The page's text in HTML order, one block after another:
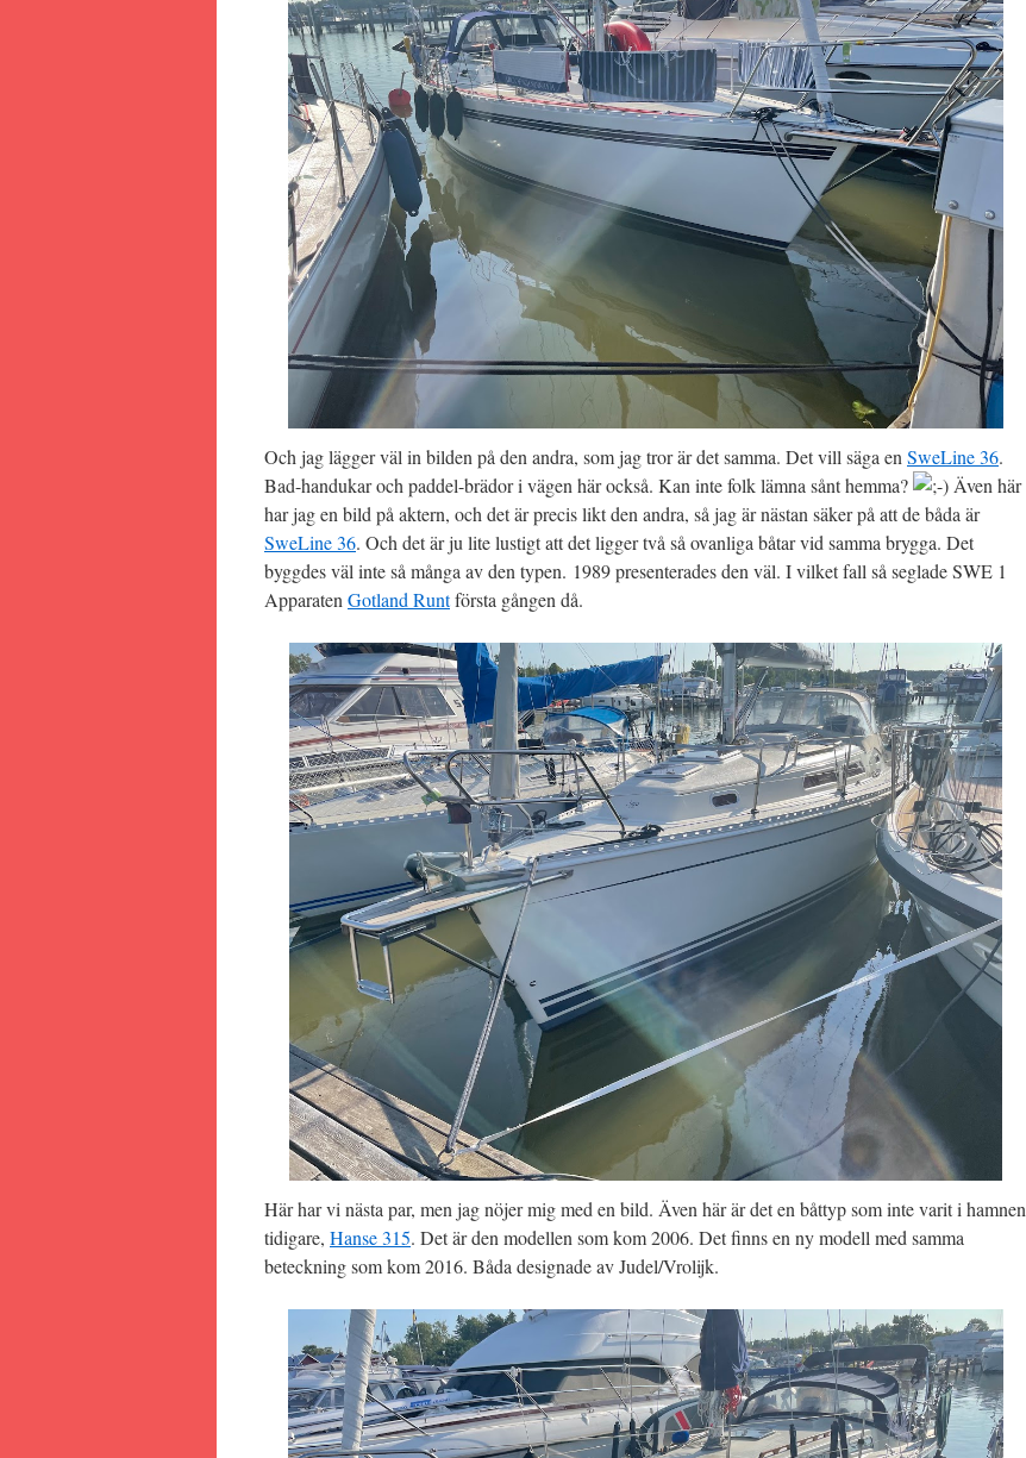
Och jag lägger väl in bilden på den andra, som jag tror är det samma. Det vill säga en SweLine 36.
Bad-handukar och paddel-brädor i vägen här också. Kan inte folk lämna sånt hemma?
Även här
har jag en bild på aktern, och det är precis likt den andra, så jag är nästan säker på att de båda är
SweLine 36. Och det är ju lite lustigt att det ligger två så ovanliga båtar vid samma brygga. Det
byggdes väl inte så många av den typen. 1989 presenterades den väl. I vilket fall så seglade SWE 1
Apparaten Gotland Runtförsta gången då.
Här har vi nästa par, men jag nöjer mig med en bild. Även här är det en båttyp som inte varit i hamnen
tidigare, Hanse 315. Det är den modellen som kom 2006. Det finns en ny modell med samma
beteckning som kom 2016. Båda designade av Judel/Vrolijk.